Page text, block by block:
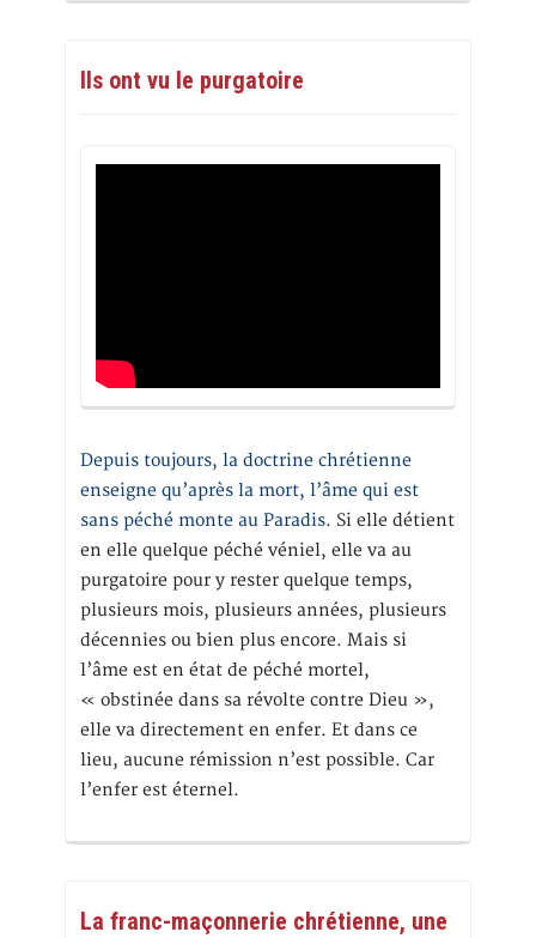
Ils ont vu le purgatoire
Depuis toujours, la doctrine chrétienne
enseigne qu’après la mort, l’âme qui est
sans péché monte au Paradis. Si elle détient
en elle quelque péché véniel, elle va au
purgatoire pour y rester quelque temps,
plusieurs mois, plusieurs années, plusieurs
décennies ou bien plus encore. Mais si
l’âme est en état de péché mortel,
« obstinée dans sa révolte contre Dieu »,
elle va directement en enfer. Et dans ce
lieu, aucune rémission n’est possible. Car
l’enfer est éternel.
La franc-maçonnerie chrétienne, une